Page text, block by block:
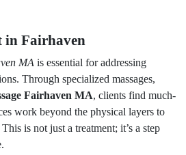
in Fairhaven
MA is essential for addressing
Through specialized massages,
Fairhaven MA, clients find much-
work beyond the physical layers to
is not just a treatment; it’s a step